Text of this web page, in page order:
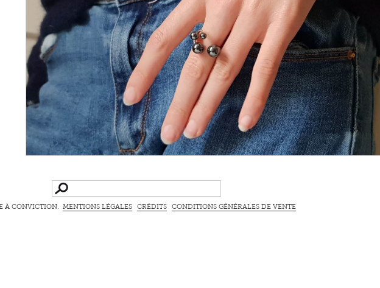
À CONVICTION. MENTIONS LÉGALES CRÉDITS CONDITIONS GÉNÉRALES DE VENTE